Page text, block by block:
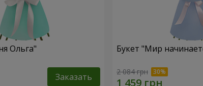
Ольга"
Заказать
Букет "Мир
2 084 грн